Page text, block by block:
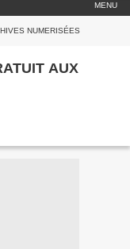
MENU
NUMERISÉES
AUX